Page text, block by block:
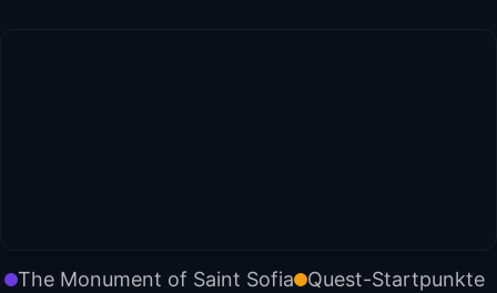
The Monument of Saint Sofia Quest-Startpunkte